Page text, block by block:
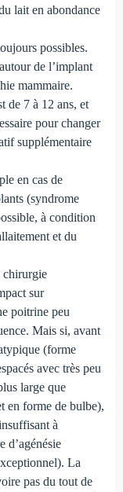
lait en abondance
possibles.
de l’implant
mammaire.
de 7 à 12 ans, et
pour changer
supplémentaire
en cas de
(syndrome
à condition
et du
chirurgie
sur
poitrine peu
Mais si, avant
(forme
avec très peu
large que
en forme de bulbe),
à
d’agénésie
La
pas du tout de